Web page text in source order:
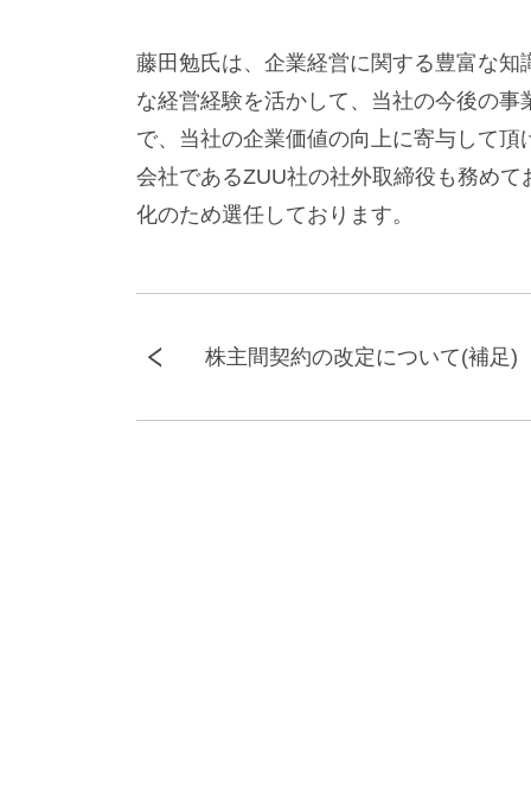
藤田勉氏は、企業経営に関する豊富な
な経営経験を活かして、当社の今後の
で、当社の企業価値の向上に寄与して
会社であるZUU社の社外取締役も務め
化のため選任しております。
株主間契約の改定について(補足)